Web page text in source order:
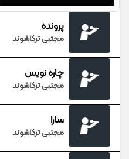
پرونده
مجتبی ترکاشوند
چاره نویس
مجتبی ترکاشوند
سارا
مجتبی ترکاشوند